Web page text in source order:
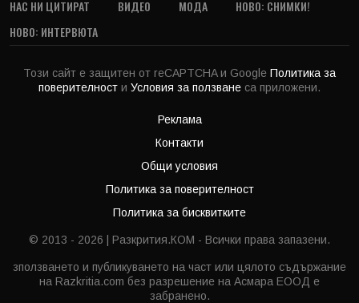
НАС НИ ЦИТИРАТ ВИДЕО МОДА
НОВО: СНИМКИ!
НОВО: ИНТЕРВЮТА
Този сайт е защитен от reCAPTCHA и Google Политика за
поверителност и Условия за ползване са приложени.
Реклама
Контакти
Общи условия
Политика за поверителност
Политика за бисквитките
© 2013 - 2026 | Разкрития.КОМ - Всички права запазени.
зползването и публикуването на част или цялото съдържание
на Razkritia.com без разрешение на Асмара ЕООД е
забранено.